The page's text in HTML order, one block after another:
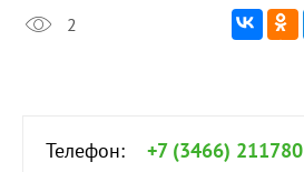
2
Телефон:
+7 (3466) 211780